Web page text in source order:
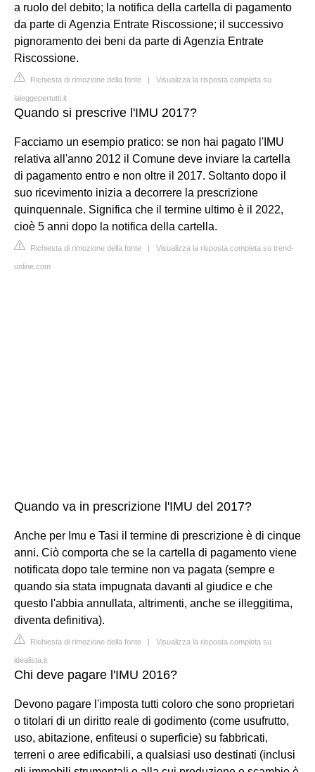
a ruolo del debito; la notifica della cartella di pagamento
da parte di Agenzia Entrate Riscossione; il successivo
pignoramento dei beni da parte di Agenzia Entrate
Riscossione.
Richiesta di rimozione della fonte | Visualizza la risposta completa su
laleggepertutti.it
Quando si prescrive l'IMU 2017?
Facciamo un esempio pratico: se non hai pagato l'IMU
relativa all'anno 2012 il Comune deve inviare la cartella
di pagamento entro e non oltre il 2017. Soltanto dopo il
suo ricevimento inizia a decorrere la prescrizione
quinquennale. Significa che il termine ultimo è il 2022,
cioè 5 anni dopo la notifica della cartella.
Richiesta di rimozione della fonte | Visualizza la risposta completa su trend-
online.com
Quando va in prescrizione l'IMU del 2017?
Anche per Imu e Tasi il termine di prescrizione è di cinque
anni. Ciò comporta che se la cartella di pagamento viene
notificata dopo tale termine non va pagata (sempre e
quando sia stata impugnata davanti al giudice e che
questo l'abbia annullata, altrimenti, anche se illeggitima,
diventa definitiva).
Richiesta di rimozione della fonte | Visualizza la risposta completa su
idealista.it
Chi deve pagare l'IMU 2016?
Devono pagare l'imposta tutti coloro che sono proprietari
o titolari di un diritto reale di godimento (come usufrutto,
uso, abitazione, enfiteusi o superficie) su fabbricati,
terreni o aree edificabili, a qualsiasi uso destinati (inclusi